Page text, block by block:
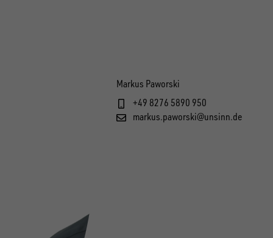
Markus Paworski
+49 8276 5890 950
markus.paworski@unsinn.de